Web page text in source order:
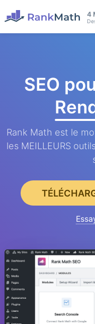
4
SEO
Rank Math est le
les MEILLEURS